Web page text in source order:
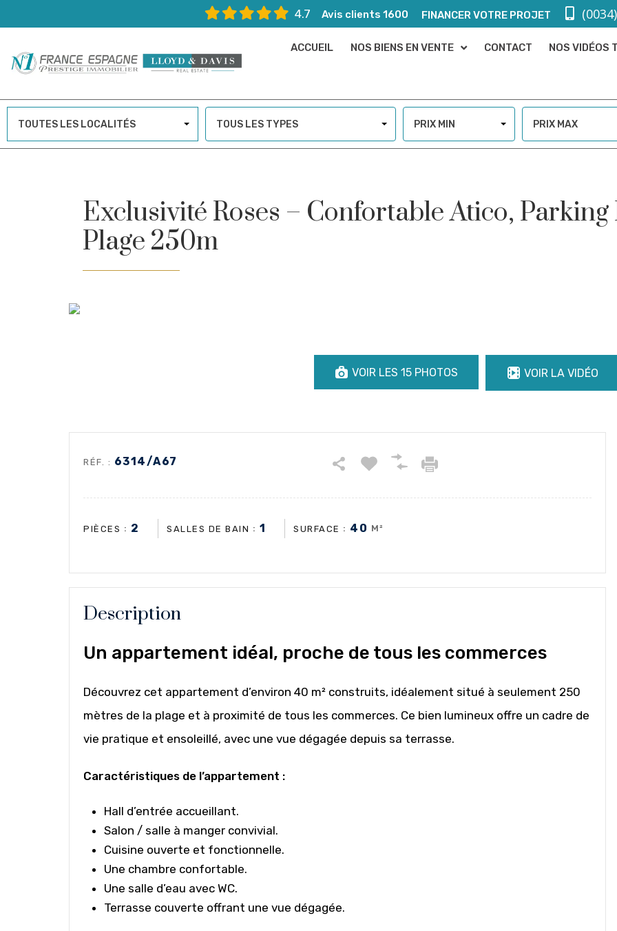
4.7 Avis clients 1600 FINANCER VOTRE PROJET
ACCUEIL NOS BIENS EN VENTE CONTACT NOS VIDÉOS
TOUTES LES LOCALITÉS TOUS LES TYPES PRIX MIN PRIX MAX
Exclusivité Roses – Confortable Atico, Parking
Plage 250m
VOIR LES 15 PHOTOS VOIR LA VIDÉO
RÉF. : 6314/A67
PIÈCES : 2 SALLES DE BAIN : 1 SURFACE : 40 M²
Description
Un appartement idéal, proche de tous les commerces
Découvrez cet appartement d’environ 40 m² construits, idéalement situé à seulement 250
mètres de la plage et à proximité de tous les commerces. Ce bien lumineux offre un cadre de
vie pratique et ensoleillé, avec une vue dégagée depuis sa terrasse.
Caractéristiques de l’appartement :
Hall d’entrée accueillant.
Salon / salle à manger convivial.
Cuisine ouverte et fonctionnelle.
Une chambre confortable.
Une salle d’eau avec WC.
Terrasse couverte offrant une vue dégagée.